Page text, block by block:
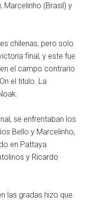
Marcelinho (Brasil) y
chilenas, pero solo
final, y este fue
el campo contrario
el titulo. La
se enfrentaban los
Bello y Marcelinho,
en Pattaya
y Ricardo
las gradas hizo que